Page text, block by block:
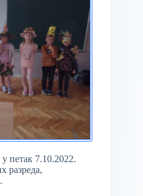
петак 7.10.2022.
разреда,